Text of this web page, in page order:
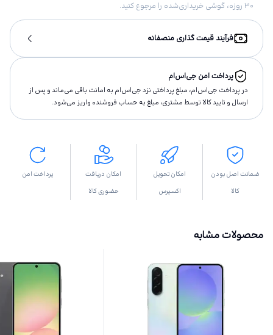
۳۰ روزه، گوشی خریداری‌شده را مرجوع کنید.
فرآیند قیمت گذاری منصفانه
پرداخت امن جی‌اس‌ام
در پرداخت جی‌اس‌ام، مبلغ پرداختى نزد جی‌اس‌ام به امانت باقى مى‌ماند و پس از
ارسال و تاييد كالا توسط مشتری، مبلغ به حساب فروشنده واريز مى‌شود.
ضمانت اصل بودن
کالا
امکان تحویل
اکسپرس
امکان دریافت
حضوری کالا
پرداخت امن
محصولات مشابه